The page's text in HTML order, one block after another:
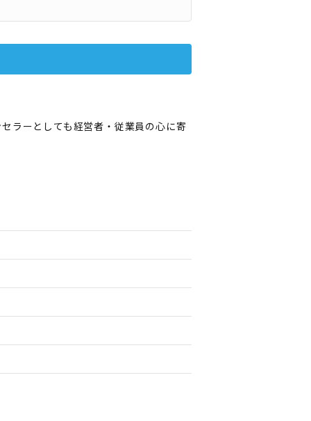
ラーとしても経営者・従業員の心に寄